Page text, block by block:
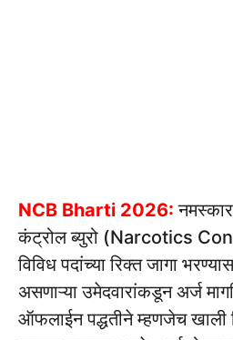
NCB Bharti 2026: नमस्कार
कंट्रोल ब्युरो (Narcotics
विविध पदांच्या रिक्त जागा
असणाऱ्या उमेदवारांकडून अर्ज
ऑफलाईन पद्धतीने म्हणजेच खाली